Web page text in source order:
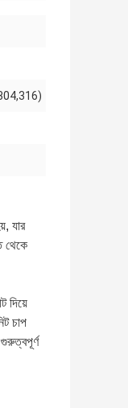
(304,316)
যার
থেকে
দিয়ে
চাপ